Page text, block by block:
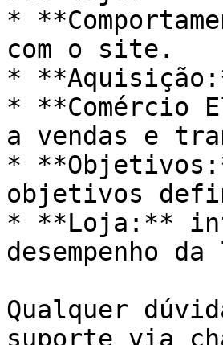
*
com o site.
*
* **Comércio
a vendas e
*
objetivos
* **Loja:**
desempenho
Qualquer